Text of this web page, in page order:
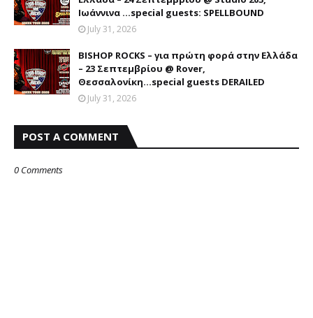
Ιωάννινα …special guests: SPELLBOUND
July 31, 2026
BISHOP ROCKS – για πρώτη φορά στην Ελλάδα
– 23 Σεπτεμβρίου @ Rover,
Θεσσαλονίκη...special guests DERAILED
July 31, 2026
POST A COMMENT
0 Comments